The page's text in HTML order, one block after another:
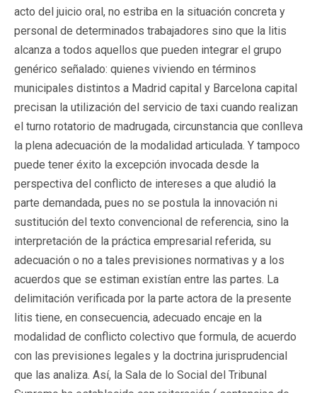
acto del juicio oral, no estriba en la situación concreta y
personal de determinados trabajadores sino que la litis
alcanza a todos aquellos que pueden integrar el grupo
genérico señalado: quienes viviendo en términos
municipales distintos a Madrid capital y Barcelona capital
precisan la utilización del servicio de taxi cuando realizan
el turno rotatorio de madrugada, circunstancia que conlleva
la plena adecuación de la modalidad articulada. Y tampoco
puede tener éxito la excepción invocada desde la
perspectiva del conflicto de intereses a que aludió la
parte demandada, pues no se postula la innovación ni
sustitución del texto convencional de referencia, sino la
interpretación de la práctica empresarial referida, su
adecuación o no a tales previsiones normativas y a los
acuerdos que se estiman existían entre las partes. La
delimitación verificada por la parte actora de la presente
litis tiene, en consecuencia, adecuado encaje en la
modalidad de conflicto colectivo que formula, de acuerdo
con las previsiones legales y la doctrina jurisprudencial
que las analiza. Así, la Sala de lo Social del Tribunal